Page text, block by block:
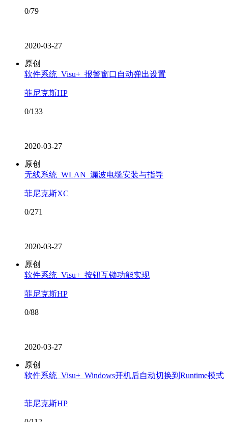
0/79
2020-03-27
原创
软件系统_Visu+_报警窗口自动弹出设置
菲尼克斯HP
0/133
2020-03-27
原创
无线系统_WLAN_漏波电缆安装与指导
菲尼克斯XC
0/271
2020-03-27
原创
软件系统_Visu+_按钮互锁功能实现
菲尼克斯HP
0/88
2020-03-27
原创
软件系统_Visu+_Windows开机后自动切换到Runtime模式
菲尼克斯HP